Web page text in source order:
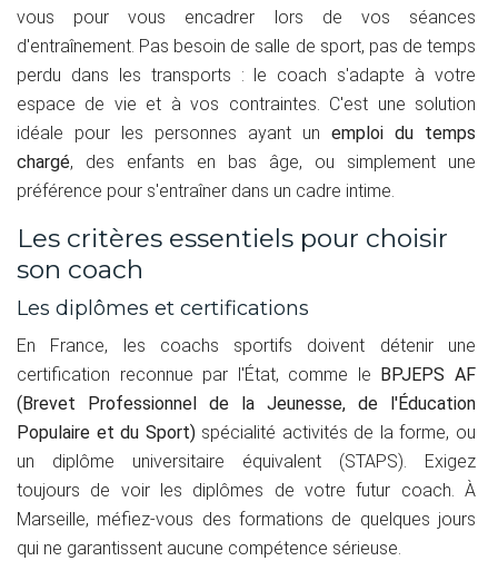
vous pour vous encadrer lors de vos séances
d'entraînement. Pas besoin de salle de sport, pas de temps
perdu dans les transports : le coach s'adapte à votre
espace de vie et à vos contraintes. C'est une solution
idéale pour les personnes ayant un emploi du temps
chargé, des enfants en bas âge, ou simplement une
préférence pour s'entraîner dans un cadre intime.
Les critères essentiels pour choisir
son coach
Les diplômes et certifications
En France, les coachs sportifs doivent détenir une
certification reconnue par l'État, comme le BPJEPS AF
(Brevet Professionnel de la Jeunesse, de l'Éducation
Populaire et du Sport)spécialité activités de la forme, ou
un diplôme universitaire équivalent (STAPS). Exigez
toujours de voir les diplômes de votre futur coach. À
Marseille, méfiez-vous des formations de quelques jours
qui ne garantissent aucune compétence sérieuse.